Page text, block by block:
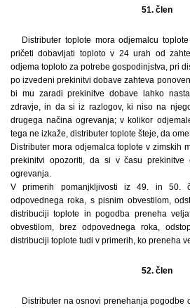
51. člen
Distributer toplote mora odjemalcu
pričeti dobavljati toploto v 24 urah od
odjema toploto za potrebe gospodinjstva, pri
po izvedeni prekinitvi dobave zahteva
bi mu zaradi prekinitve dobave lahko
zdravje, in da si iz razlogov, ki niso na
drugega načina ogrevanja; v kolikor
tega ne izkaže, distributer toplote šteje, da
Distributer mora odjemalca toplote v zimskih
prekinitvi opozoriti, da si v času prekinitve
ogrevanja.
V primerih pomanjkljivosti iz 49. in 50.
odpovednega roka, s pisnim obvestilom,
distribuciji toplote in pogodba preneha
obvestilom, brez odpovednega roka,
distribuciji toplote tudi v primerih, ko preneha
52. člen
Distributer na osnovi prenehanja pogodbe